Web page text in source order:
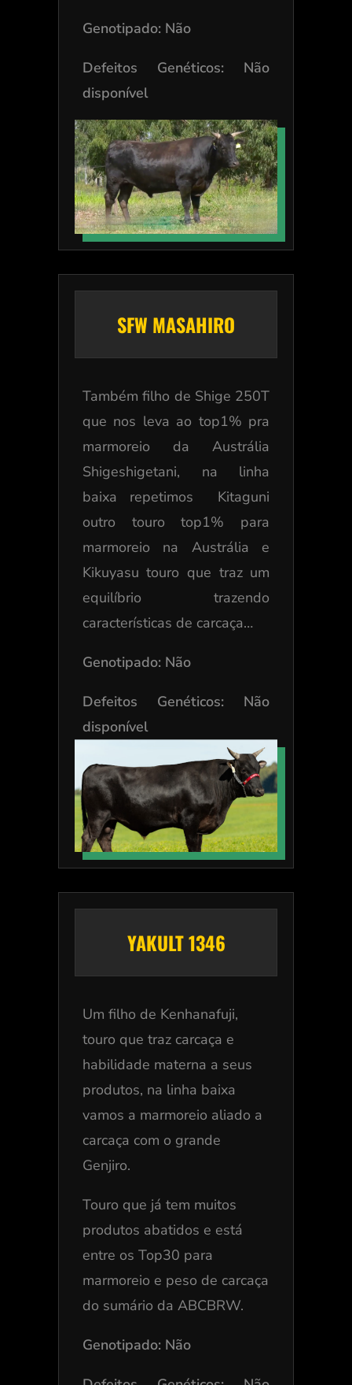
Genotipado: Não
Defeitos Genéticos: Não
disponível
SFW MASAHIRO
Também filho de Shige 250T
que nos leva ao top1% pra
marmoreio da Austrália
Shigeshigetani, na linha
baixa repetimos Kitaguni
outro touro top1% para
marmoreio na Austrália e
Kikuyasu touro que traz um
equilíbrio trazendo
características de carcaça…
Genotipado: Não
Defeitos Genéticos: Não
disponível
YAKULT 1346
Um filho de Kenhanafuji,
touro que traz carcaça e
habilidade materna a seus
produtos, na linha baixa
vamos a marmoreio aliado a
carcaça com o grande
Genjiro.
Touro que já tem muitos
produtos abatidos e está
entre os Top30 para
marmoreio e peso de carcaça
do sumário da ABCBRW.
Genotipado: Não